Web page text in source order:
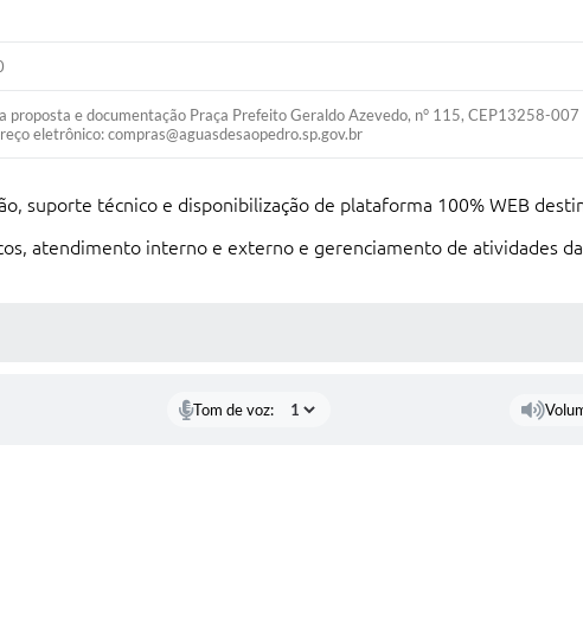
proposta e documentação Praça Prefeito Geraldo Azevedo, n° 115, CEP13258-
eletrônico: compras@aguasdesaopedro.sp.gov.br
suporte técnico e disponibilização de plataforma 100% WEB
atendimento interno e externo e gerenciamento de atividades
Tom de voz: